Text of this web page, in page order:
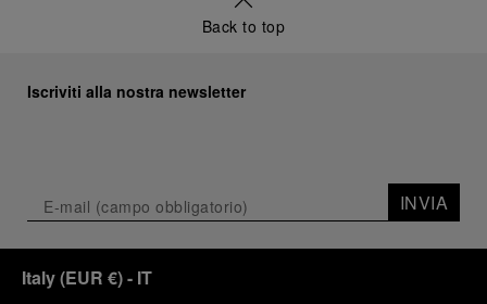
Back to top
Iscriviti alla nostra newsletter
INVIA
Italy(EUR €)- IT